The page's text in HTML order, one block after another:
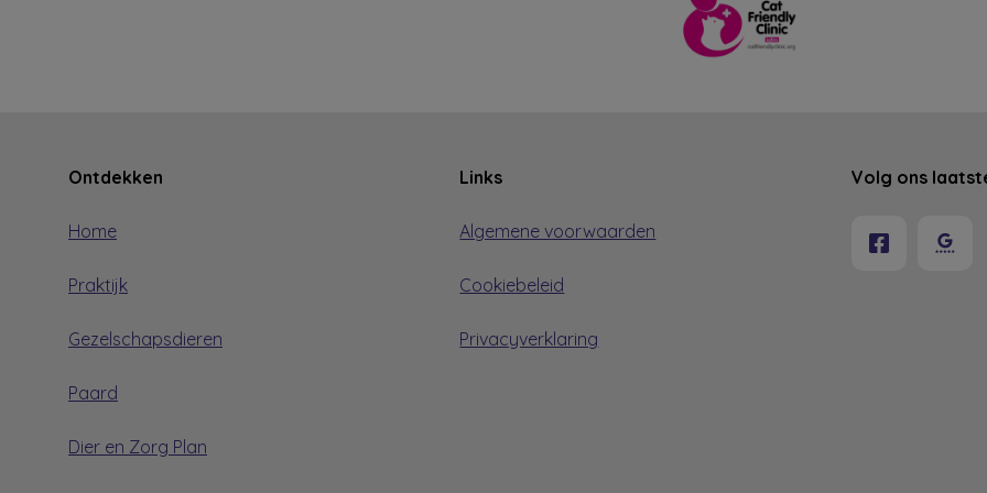
Ontdekken
Home
Praktijk
Gezelschapsdieren
Paard
Dier en Zorg Plan
Links
Algemene voorwaarden
Cookiebeleid
Privacyverklaring
Volg ons